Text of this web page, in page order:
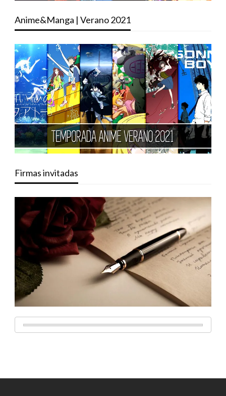
Anime&Manga | Verano 2021
Firmas invitadas